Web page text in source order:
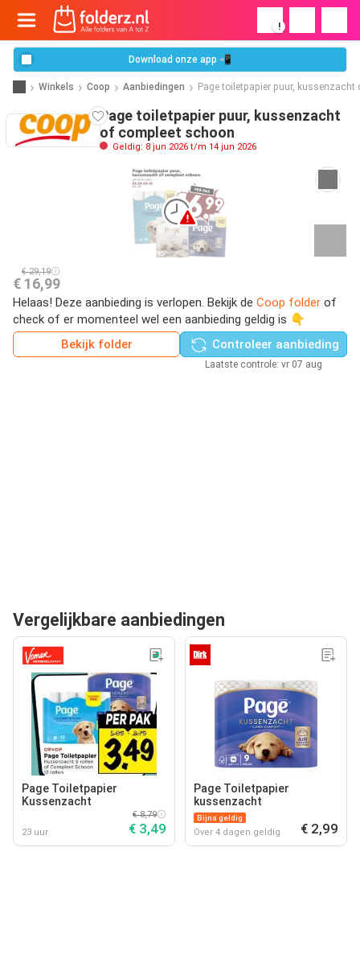
!
Download onze app 📲
Winkels Coop Aanbiedingen Page toiletpapier puur,
Page toiletpapier puur, kussenzacht
of compleet schoon
Geldig: 8 jun 2026 t/m 14 jun 2026
€ 29,19
€ 16,99
Helaas! Deze aanbieding is verlopen. Bekijk de Coop folder of
check of er momenteel wel een aanbieding geldig is 👇
Bekijk folder
Controleer aanbieding
Laatste controle: vr 07 aug
Vergelijkbare aanbiedingen
Page Toiletpapier
Kussenzacht
23 uur
€ 8,79
€ 3,49
Page Toiletpapier
kussenzacht
Bijna geldig
Over 4 dagen geldig € 2,99